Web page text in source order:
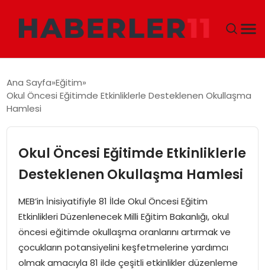
DÜNYA
TEKNOLOJI
EĞITIM
MAGAZIN
Ana Sayfa Eğitim
Okul Öncesi Eğitimde Etkinliklerle Desteklenen Okullaşma
Hamlesi
Okul Öncesi Eğitimde Etkinliklerle
Desteklenen Okullaşma Hamlesi
MEB’in İnisiyatifiyle 81 İlde Okul Öncesi Eğitim
Etkinlikleri Düzenlenecek Milli Eğitim Bakanlığı, okul
öncesi eğitimde okullaşma oranlarını artırmak ve
çocukların potansiyelini keşfetmelerine yardımcı
olmak amacıyla 81 ilde çeşitli etkinlikler düzenleme